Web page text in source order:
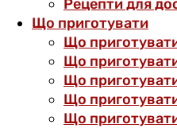
Рецепти для
Що приготувати
Що
Що
Що
Що приготувати
Що